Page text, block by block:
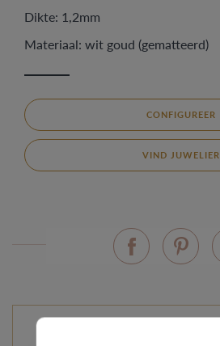
Dikte: 1,2mm
Materiaal: wit goud (gematteerd)
CONFIGUREER
VIND JUWELIER
Mogelijke varianten